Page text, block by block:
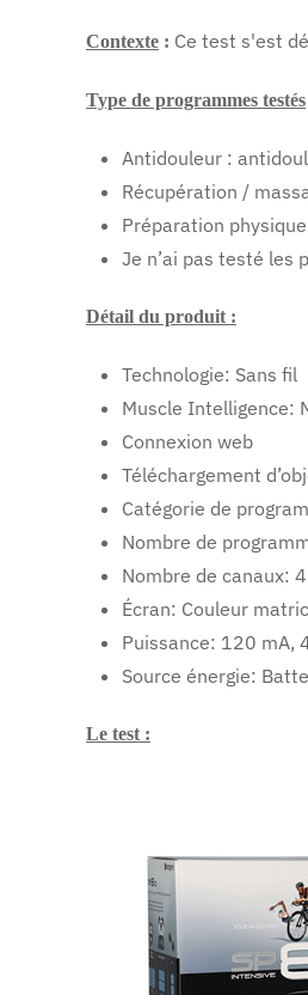
Contexte : Ce test s'est
Type de programmes testés
Antidouleur :
Récupération /
Préparation
Je n’ai pas testé les
Détail du produit :
Technologie: Sans fil
Muscle Intelligence:
Connexion web
Téléchargement
Catégorie de
Nombre de
Nombre de canaux: 4
Écran: Couleur
Puissance: 120 mA,
Source énergie:
Le test :